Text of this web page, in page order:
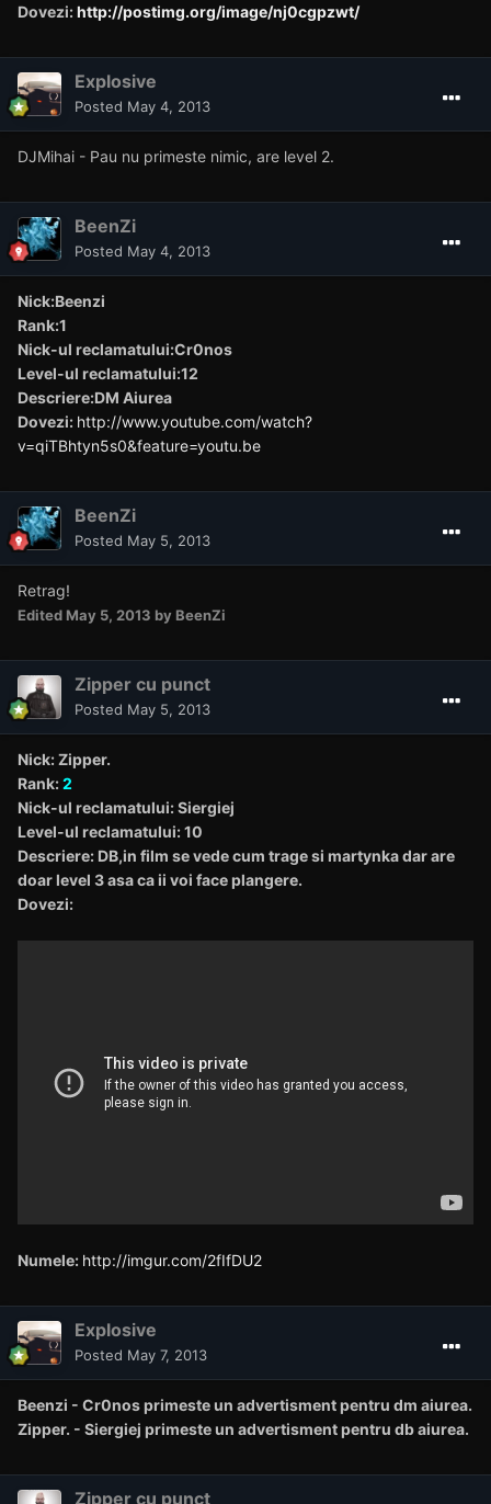
Dovezi:http://postimg.org/image/nj0cgpzwt/
Explosive
Posted May 4, 2013
DJMihai - Pau nu primeste nimic, are level 2.
BeenZi
Posted May 4, 2013
Nick:Beenzi
Rank:1
Nick-ul reclamatului:Cr0nos
Level-ul reclamatului:12
Descriere:DM Aiurea
Dovezi: http://www.youtube.com/watch?
v=qiTBhtyn5s0&feature=youtu.be
BeenZi
Posted May 5, 2013
Retrag!
Edited May 5, 2013 by BeenZi
Zipper cu punct
Posted May 5, 2013
Nick: Zipper.
Rank:2
Nick-ul reclamatului: Siergiej
Level-ul reclamatului: 10
Descriere: DB,in film se vede cum trage si martynka dar are
doar level 3 asa ca ii voi face plangere.
Dovezi:
Numele: http://imgur.com/2fIfDU2
Explosive
Posted May 7, 2013
Beenzi - Cr0nos primeste un advertisment pentru dm aiurea.
Zipper. - Siergiej primeste un advertisment pentru db aiurea.
Zipper cu punct